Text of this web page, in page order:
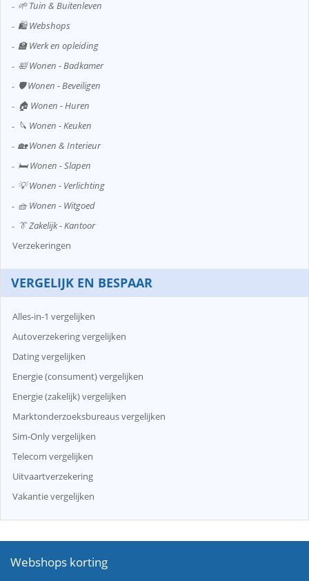
🌱 Tuin & Buitenleven
🛍️ Webshops
🏫 Werk en opleiding
🛀 Wonen - Badkamer
🛡️ Wonen - Beveiligen
🏠 Wonen - Huren
🔪 Wonen - Keuken
🏡 Wonen & Interieur
🛏️ Wonen - Slapen
💡 Wonen - Verlichting
🧺 Wonen - Witgoed
👔 Zakelijk - Kantoor
Verzekeringen
VERGELIJK EN BESPAAR
Alles-in-1 vergelijken
Autoverzekering vergelijken
Dating vergelijken
Energie (consument) vergelijken
Energie (zakelijk) vergelijken
Marktonderzoeksbureaus vergelijken
Sim-Only vergelijken
Telecom vergelijken
Uitvaartverzekering
Vakantie vergelijken
Webshops korting